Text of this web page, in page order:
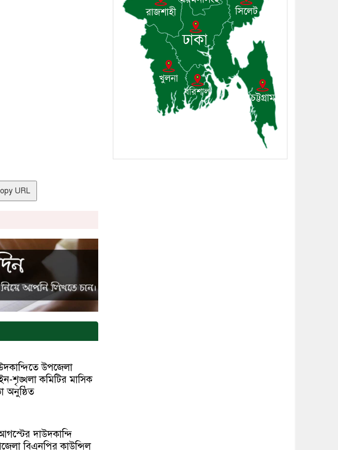
URL
উপজেলা
শৃঙ্খলা কমিটির মাসিক
অনুষ্ঠিত
দাউদকান্দি
বিএনপির কাউন্সিল
৭। দাউদকান্দিতে মুচি
সম্প্রদায়ের খোঁজখবর নিলেন ড.
খন্দকার মারুফ হোসেন
৮। মেঘনায় আইন-শৃঙ্খলা
কমিটির মাসিক সভা অনুষ্ঠিত
৯। জাতীয় নেতা ড. খন্দকার
মোশাররফ হোসেনের মূল্যায়ন